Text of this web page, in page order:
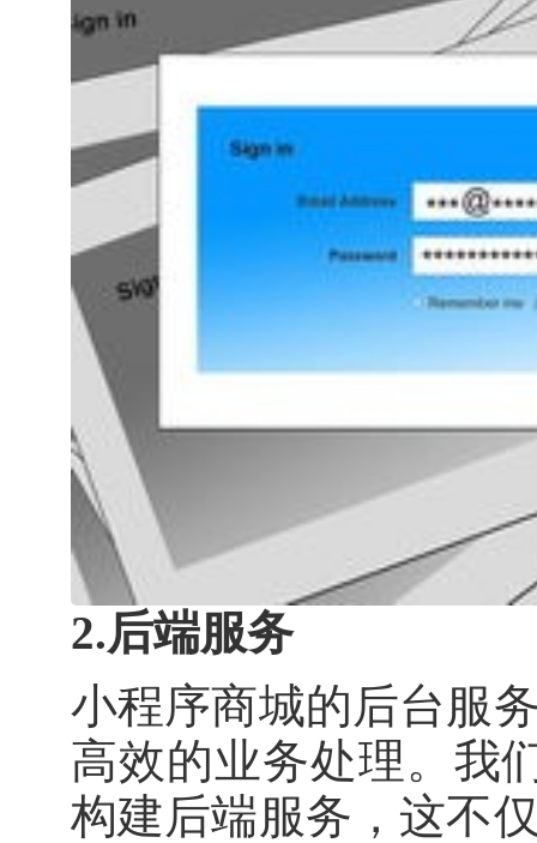
2.后端服务
小程序商城的后台服
高效的业务处理。我
构建后端服务，这不